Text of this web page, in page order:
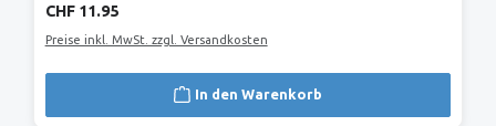
Regulärer Preis:
CHF 11.95
Preise inkl. MwSt. zzgl. Versandkosten
In den Warenkorb